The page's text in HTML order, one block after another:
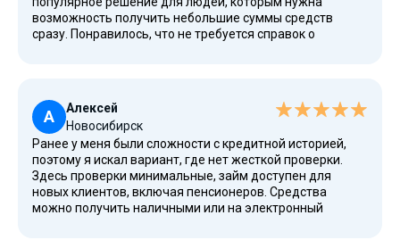
возможность получить небольшие суммы средств
сразу. Понравилось, что не требуется справок о
А
Алексей
Новосибирск
Ранее у меня были сложности с кредитной историей,
поэтому я искал вариант, где нет жесткой проверки.
Здесь проверки минимальные, займ доступен для
новых клиентов, включая пенсионеров. Средства
можно получить наличными или на электронный